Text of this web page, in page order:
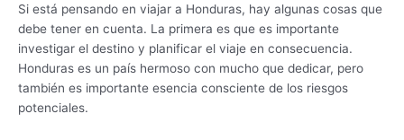
Si está pensando en viajar a Honduras, hay algunas cosas que
debe tener en cuenta. La primera es que es importante
investigar el destino y planificar el viaje en consecuencia.
Honduras es un país hermoso con mucho que dedicar, pero
también es importante esencia consciente de los riesgos
potenciales.